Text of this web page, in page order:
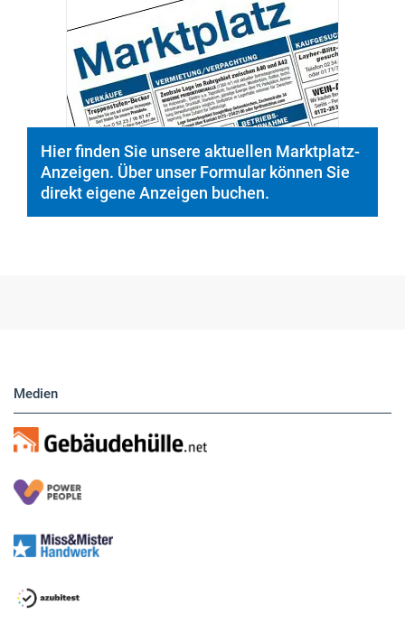
Hier finden Sie unsere aktuellen Marktplatz-
Anzeigen. Über unser Formular können Sie
direkt eigene Anzeigen buchen.
Medien